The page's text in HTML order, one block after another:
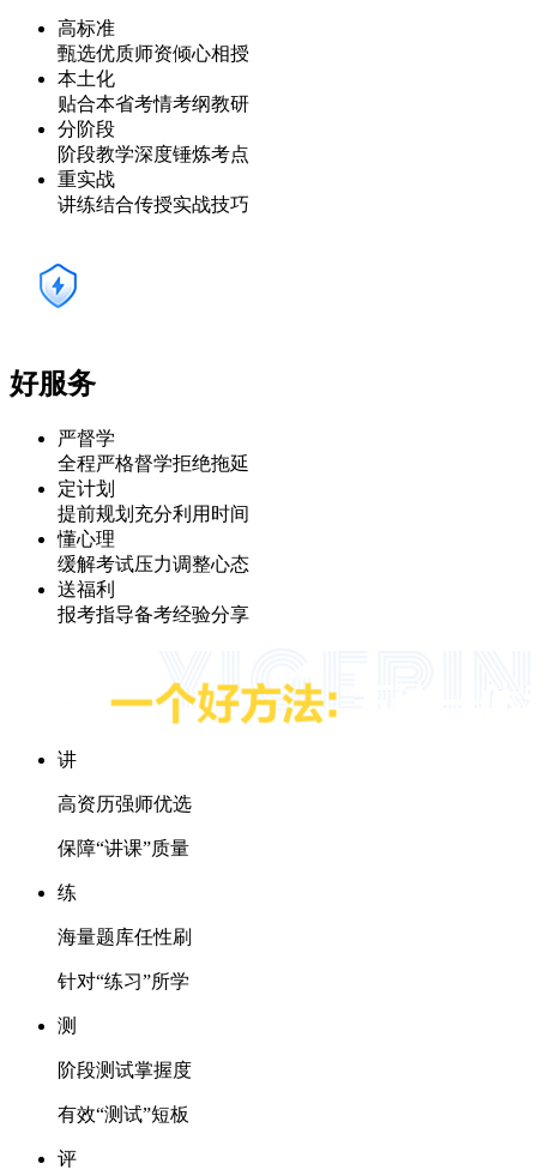
高标准
甄选优质师资倾心相授
本土化
贴合本省考情考纲教研
分阶段
阶段教学深度锤炼考点
重实战
讲练结合传授实战技巧
好服务
严督学
全程严格督学拒绝拖延
定计划
提前规划充分利用时间
懂心理
缓解考试压力调整心态
送福利
报考指导备考经验分享
讲
高资历强师优选
保障“讲课”质量
练
海量题库任性刷
针对“练习”所学
测
阶段测试掌握度
有效“测试”短板
评